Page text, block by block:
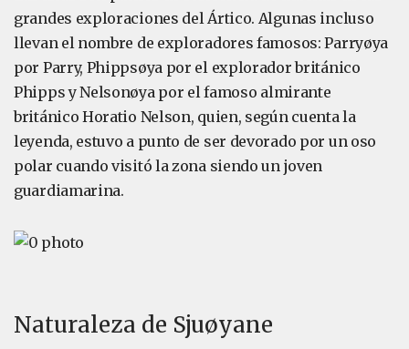
grandes exploraciones del Ártico. Algunas incluso
llevan el nombre de exploradores famosos: Parryøya
por Parry, Phippsøya por el explorador británico
Phipps y Nelsonøya por el famoso almirante
británico Horatio Nelson, quien, según cuenta la
leyenda, estuvo a punto de ser devorado por un oso
polar cuando visitó la zona siendo un joven
guardiamarina.
Naturaleza de Sjuøyane